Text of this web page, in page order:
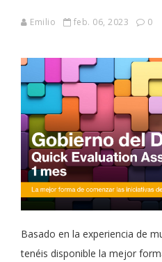
Emilio feb. 06, 2023 0
Basado en la experiencia de
tenéis disponible la mejor